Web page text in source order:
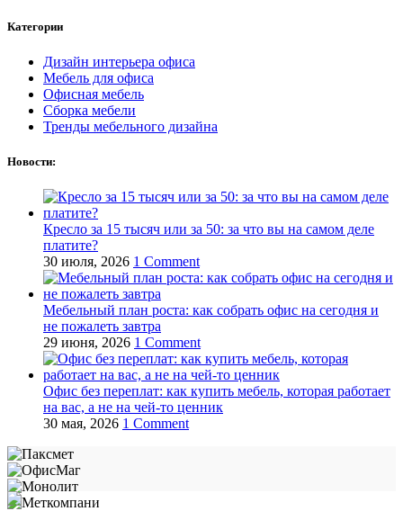
Категории
Дизайн интерьера офиса
Мебель для офиса
Офисная мебель
Сборка мебели
Тренды мебельного дизайна
Новости:
Кресло за 15 тысяч или за 50: за что вы на самом деле
платите?
30 июля, 2026 1 Comment
Мебельный план роста: как собрать офис на сегодня и
не пожалеть завтра
29 июня, 2026 1 Comment
Офис без переплат: как купить мебель, которая работает
на вас, а не на чей‑то ценник
30 мая, 2026 1 Comment